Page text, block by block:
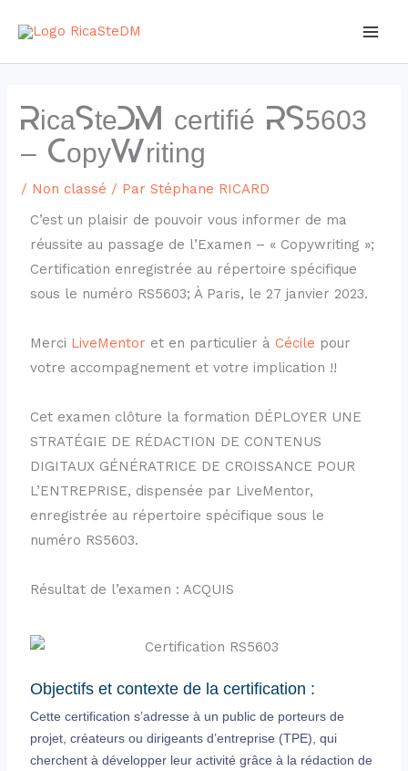
contenu
RicaSteDM certifié RS5603
– CopyWriting
/ Non classé / ParStéphane RICARD
C’est un plaisir de pouvoir vous informer de ma
réussite au passage de l’Examen – « Copywriting »;
Certification enregistrée au répertoire spécifique
sous le numéro RS5603; À Paris, le 27 janvier 2023.
Merci LiveMentor et en particulier àCécile pour
votre accompagnement et votre implication !!
Cet examen clôture la formation DÉPLOYER UNE
STRATÉGIE DE RÉDACTION DE CONTENUS
DIGITAUX GÉNÉRATRICE DE CROISSANCE POUR
L’ENTREPRISE, dispensée par LiveMentor,
enregistrée au répertoire spécifique sous le
numéro RS5603.
Résultat de l’examen : ACQUIS
Objectifs et contexte de la certification :
Cette certification s’adresse à un public de porteurs de
projet, créateurs ou dirigeants d’entreprise (TPE), qui
cherchent à développer leur activité grâce à la rédaction de